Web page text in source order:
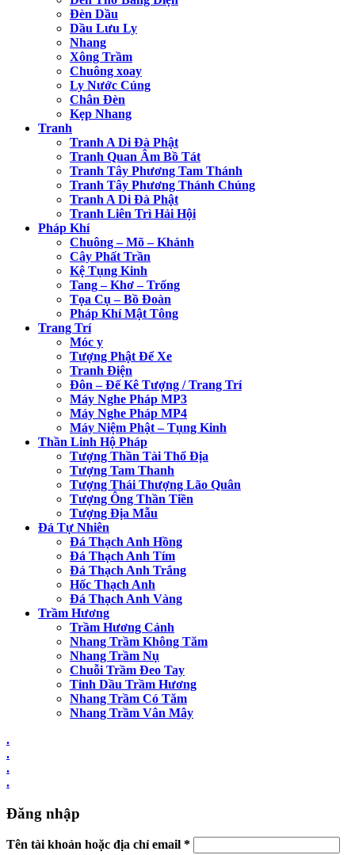
Đèn Dầu
Dầu Lưu Ly
Nhang
Xông Trầm
Chuông xoay
Ly Nước Cúng
Chân Đèn
Kẹp Nhang
Tranh
Tranh A Di Đà Phật
Tranh Quan Âm Bồ Tát
Tranh Tây Phương Tam Thánh
Tranh Tây Phương Thánh Chúng
Tranh A Di Đà Phật
Tranh Liên Trì Hải Hội
Pháp Khí
Chuông – Mõ – Khánh
Cây Phất Trần
Kệ Tụng Kinh
Tang – Khơ – Trống
Tọa Cụ – Bồ Đoàn
Pháp Khí Mật Tông
Trang Trí
Móc y
Tượng Phật Để Xe
Tranh Điện
Đôn – Đế Kê Tượng / Trang Trí
Máy Nghe Pháp MP3
Máy Nghe Pháp MP4
Máy Niệm Phật – Tụng Kinh
Thần Linh Hộ Pháp
Tượng Thần Tài Thổ Địa
Tượng Tam Thanh
Tượng Thái Thượng Lão Quân
Tượng Ông Thần Tiền
Tượng Địa Mẫu
Đá Tự Nhiên
Đá Thạch Anh Hồng
Đá Thạch Anh Tím
Đá Thạch Anh Trắng
Hốc Thạch Anh
Đá Thạch Anh Vàng
Trầm Hương
Trầm Hương Cảnh
Nhang Trầm Không Tăm
Nhang Trầm Nụ
Chuỗi Trầm Đeo Tay
Tinh Dầu Trầm Hương
Nhang Trầm Có Tăm
Nhang Trầm Vân Mây
.
.
.
.
Đăng nhập
Tên tài khoản hoặc địa chỉ email *